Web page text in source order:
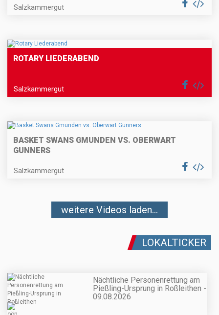
Salzkammergut
ROTARY LIEDERABEND
Salzkammergut
BASKET SWANS GMUNDEN VS. OBERWART
GUNNERS
Salzkammergut
weitere Videos laden...
LOKALTICKER
Nächtliche Personenrettung am
Pießling-Ursprung in Roßleithen -
09.08.2026